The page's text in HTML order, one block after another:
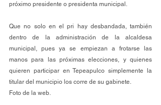
próximo presidente o presidenta municipal.
Que no solo en el pri hay desbandada, también
dentro de la administración de la alcaldesa
municipal, pues ya se empiezan a frotarse las
manos para las próximas elecciones, y quienes
quieren participar en Tepeapulco simplemente la
titular del municipio los corre de su gabinete.
Foto de la web.